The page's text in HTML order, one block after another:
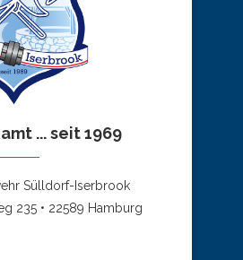
... seit 1969
Sülldorf-Iserbrook
235 • 22589 Hamburg